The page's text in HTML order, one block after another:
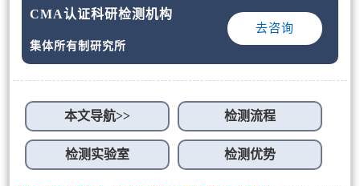
CMA认证科研检测机构
集体所有制研究所
去咨询
本文导航>> 检测流程
检测实验室 检测优势